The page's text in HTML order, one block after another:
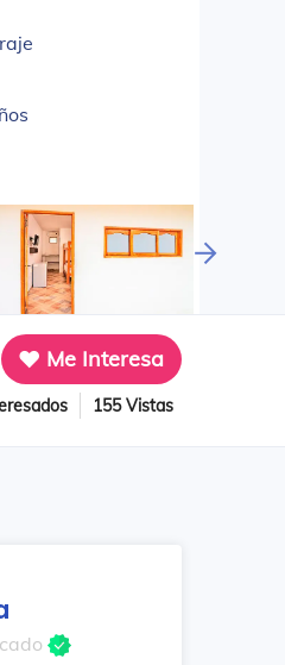
Me Interesa
155 Vistas